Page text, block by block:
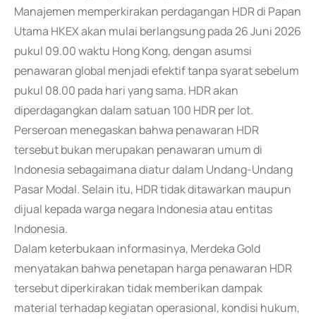
Manajemen memperkirakan perdagangan HDR di Papan
Utama HKEX akan mulai berlangsung pada 26 Juni 2026
pukul 09.00 waktu Hong Kong, dengan asumsi
penawaran global menjadi efektif tanpa syarat sebelum
pukul 08.00 pada hari yang sama. HDR akan
diperdagangkan dalam satuan 100 HDR per lot.
Perseroan menegaskan bahwa penawaran HDR
tersebut bukan merupakan penawaran umum di
Indonesia sebagaimana diatur dalam Undang-Undang
Pasar Modal. Selain itu, HDR tidak ditawarkan maupun
dijual kepada warga negara Indonesia atau entitas
Indonesia.
Dalam keterbukaan informasinya, Merdeka Gold
menyatakan bahwa penetapan harga penawaran HDR
tersebut diperkirakan tidak memberikan dampak
material terhadap kegiatan operasional, kondisi hukum,